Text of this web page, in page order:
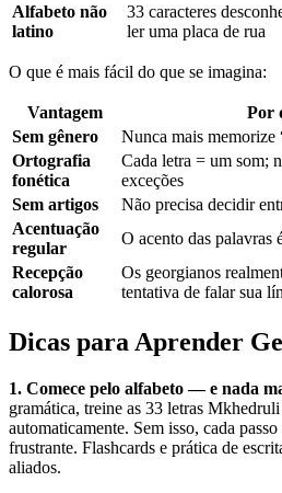
Alfabeto não
latino
33 caracteres
ler uma placa de rua
O que é mais fácil do que se imagina:
Vantagem
Por
Sem gênero
Nunca mais memorize
Ortografia
fonética
Cada letra = um som;
exceções
Sem artigos
Não precisa decidir
Acentuação
regular
O acento das palavras
Recepção
calorosa
Os georgianos
tentativa de falar sua
Dicas para Aprender
1. Comece pelo alfabeto — e nada
gramática, treine as 33 letras
automaticamente. Sem isso, cada
frustrante. Flashcards e prática de
aliados.